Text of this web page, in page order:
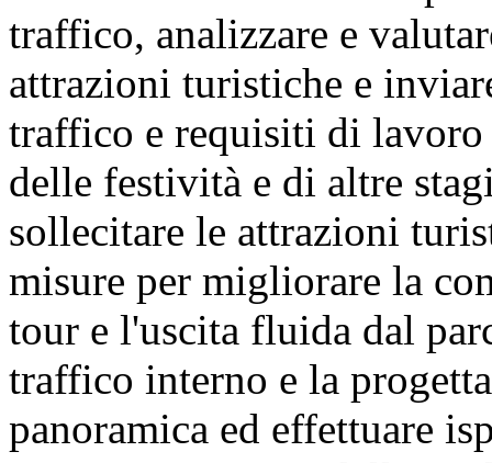
traffico, analizzare e
attrazioni turistiche e
traffico e requisiti di
delle festività e di altre
sollecitare le attrazioni
misure per migliorare la
tour e l'uscita fluida dal
traffico interno e la
panoramica ed effettuare